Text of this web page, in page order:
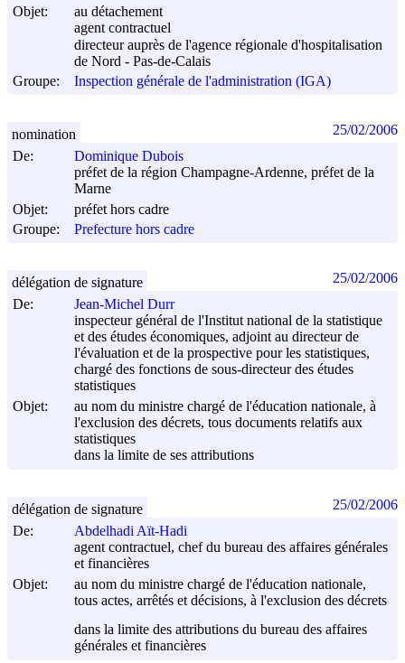
Objet:
au détachement
agent contractuel
directeur auprès de l'agence régionale d'hospitalisation
de Nord - Pas-de-Calais
Groupe:
Inspection générale de l'administration (IGA)
De:
Dominique Dubois
préfet de la région Champagne-Ardenne, préfet de la
Marne
Objet:
préfet hors cadre
Groupe:
Prefecture hors cadre
nomination 25/02/2006
De:
Jean-Michel Durr
inspecteur général de l'Institut national de la statistique
et des études économiques, adjoint au directeur de
l'évaluation et de la prospective pour les statistiques,
chargé des fonctions de sous-directeur des études
statistiques
Objet:
au nom du ministre chargé de l'éducation nationale, à
l'exclusion des décrets, tous documents relatifs aux
statistiques
dans la limite de ses attributions
délégation de signature 25/02/2006
De:
Abdelhadi Aït-Hadi
agent contractuel, chef du bureau des affaires générales
et financières
Objet:
au nom du ministre chargé de l'éducation nationale,
tous actes, arrêtés et décisions, à l'exclusion des décrets
dans la limite des attributions du bureau des affaires
générales et financières
délégation de signature 25/02/2006